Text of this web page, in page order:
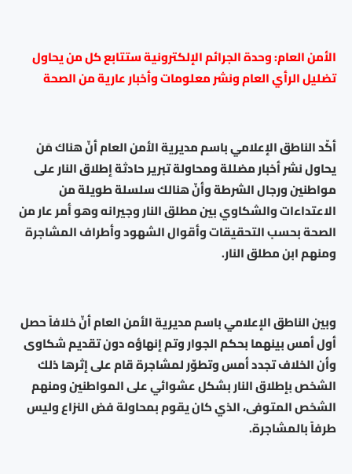
الأمن العام: وحدة الجرائم الإلكترونية ستتابع كل من يحاول
تضليل الرأي العام ونشر معلومات وأخبار عارية من الصحة
أكّد الناطق الإعلامي باسم مديرية الأمن العام أنّ هناك مَن
يحاول نشر أخبار مضللة ومحاولة تبرير حادثة إطلاق النار على
مواطنين ورجال الشرطة وأنّ هنالك سلسلة طويلة من
الاعتداءات والشكاوي بين مطلق النار وجيرانه وهو أمر عار من
الصحة بحسب التحقيقات وأقوال الشهود وأطراف المشاجرة
ومنهم ابن مطلق النار.
وبين الناطق الإعلامي باسم مديرية الأمن العام أنّ خلافاً حصل
أول أمس بينهما بحكم الجوار وتم إنهاؤه دون تقديم شكاوى
وأن الخلاف تجدد أمس وتطوّر لمشاجرة قام على إثرها ذلك
الشخص بإطلاق النار بشكل عشوائي على المواطنين ومنهم
الشخص المتوفى، الذي كان يقوم بمحاولة فض النزاع وليس
طرفاً بالمشاجرة.